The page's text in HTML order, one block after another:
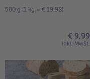
500 g (1 kg = € 19,98)
€ 9,99
inkl. MwSt.